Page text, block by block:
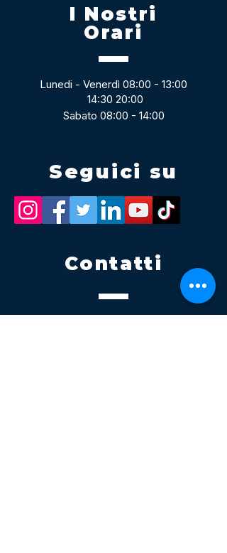
I Nostri
Orari
Lunedi - Venerdì 08:00 - 13:00
14:30 20:00
Sabato 08:00 - 14:00
Seguici su
Contatti